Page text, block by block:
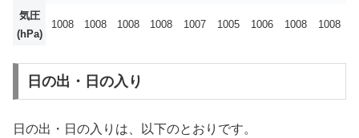
気圧
(hPa)
1008 1008 1008 1008 1007 1005 1006 1008 1008
日の出・日の入り
日の出・日の入りは、以下のとおりです。